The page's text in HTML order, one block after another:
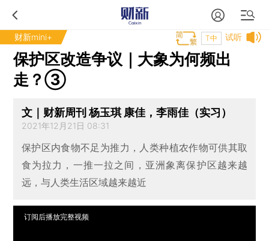
财新mini+ 试听
T中
保护区改造争议｜大象为何频出
走？③
文｜财新周刊 杨玉琪 康佳，李雨佳（实习）
2021年12月21日 08:31
保护区内食物不足为推力，人类种植农作物可供其取
食为拉力，一推一拉之间，亚洲象离保护区越来越
远，与人类生活区域越来越近
订阅后播放完整视频